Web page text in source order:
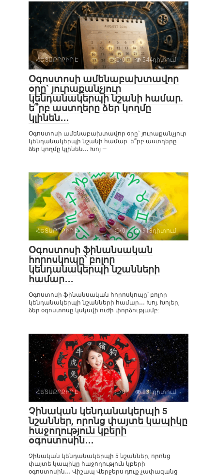
ՀԵՏԱՔՐՔԻՐ Է 0 544դիտում
Օգոստոսի ամենաբախտավոր
օրը` յուրաքանչյուր
կենդանակերպի նշանի համար.
ե՞րբ աստղերը ձեր կողմը
կլինեն․․․
Օգոստոսի ամենաբախտավոր օրը` յուրաքանչյուր
կենդանակերպի նշանի համար. ե՞րբ աստղերը
ձեր կողմը կլինեն․․․ Խոյ —
ՀԵՏԱՔՐՔԻՐ Է 0 918դիտում
Օգոստոսի ֆինանսական
հորոսկոպը՝ բոլոր
կենդանակերպի նշանների
համար․․․
Օգոստոսի ֆինանսական հորոսկոպը՝ բոլոր
կենդանակերպի նշանների համար․․․ Խոյ. Խոյեր,
ձեր օգոստոսը կսկսվի ուժի փորձությամբ:
ՀԵՏԱՔՐՔԻՐ Է 0 931դիտում
Չինական կենդանակերպի 5
նշաններ, որոնց փայտե կապիկը
հաջողություն կբերի
օգոստոսին․․․
Չինական կենդանակերպի 5 նշաններ, որոնց
փայտե կապիկը հաջողություն կբերի
օգոստոսին․․․ Վիշապ Վերջերս դուք չափազանց